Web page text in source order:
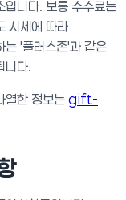
입니다. 보통 수수료는
시세에 따라
는 '플러스존'과 같은
니다.
열한 정보는 gift-